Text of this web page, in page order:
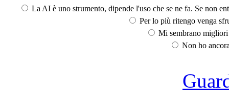
La AI è uno strumento, dipende l'uso che se ne fa. Se non
Per lo più ritengo venga
Mi sembrano
Non ho